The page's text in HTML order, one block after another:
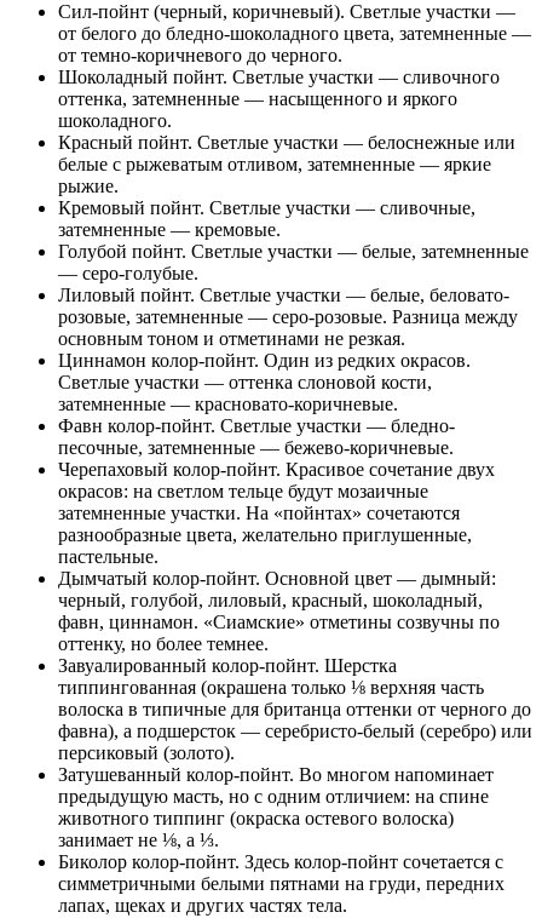
Сил-пойнт (черный, коричневый). Светлые участки —
от белого до бледно-шоколадного цвета, затемненные —
от темно-коричневого до черного.
Шоколадный пойнт. Светлые участки — сливочного
оттенка, затемненные — насыщенного и яркого
шоколадного.
Красный пойнт. Светлые участки — белоснежные или
белые с рыжеватым отливом, затемненные — яркие
рыжие.
Кремовый пойнт. Светлые участки — сливочные,
затемненные — кремовые.
Голубой пойнт. Светлые участки — белые, затемненные
— серо-голубые.
Лиловый пойнт. Светлые участки — белые, беловато-
розовые, затемненные — серо-розовые. Разница между
основным тоном и отметинами не резкая.
Циннамон колор-пойнт. Один из редких окрасов.
Светлые участки — оттенка слоновой кости,
затемненные — красновато-коричневые.
Фавн колор-пойнт. Светлые участки — бледно-
песочные, затемненные — бежево-коричневые.
Черепаховый колор-пойнт. Красивое сочетание двух
окрасов: на светлом тельце будут мозаичные
затемненные участки. На «пойнтах» сочетаются
разнообразные цвета, желательно приглушенные,
пастельные.
Дымчатый колор-пойнт. Основной цвет — дымный:
черный, голубой, лиловый, красный, шоколадный,
фавн, циннамон. «Сиамские» отметины созвучны по
оттенку, но более темнее.
Завуалированный колор-пойнт. Шерстка
типпингованная (окрашена только ⅛ верхняя часть
волоска в типичные для британца оттенки от черного до
фавна), а подшерсток — серебристо-белый (серебро) или
персиковый (золото).
Затушеванный колор-пойнт. Во многом напоминает
предыдущую масть, но с одним отличием: на спине
животного типпинг (окраска остевого волоска)
занимает не ⅛, а ⅓.
Биколор колор-пойнт. Здесь колор-пойнт сочетается с
симметричными белыми пятнами на груди, передних
лапах, щеках и других частях тела.